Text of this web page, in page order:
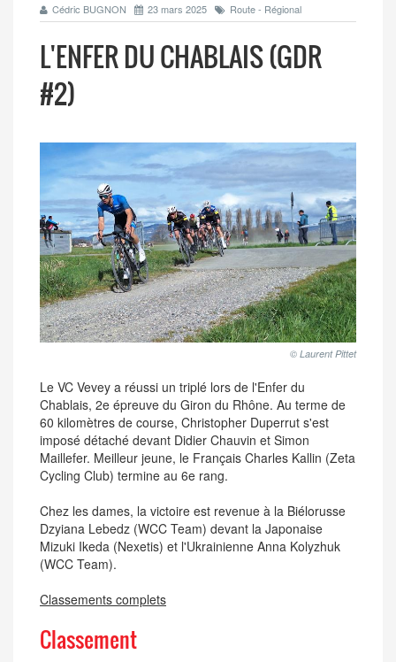
Cédric BUGNON 23 mars 2025 Route - Régional
L'ENFER DU CHABLAIS (GDR
#2)
© Laurent Pittet
Le VC Vevey a réussi un triplé lors de l'Enfer du
Chablais, 2e épreuve du Giron du Rhône. Au terme de
60 kilomètres de course, Christopher Duperrut s'est
imposé détaché devant Didier Chauvin et Simon
Maillefer. Meilleur jeune, le Français Charles Kallin (Zeta
Cycling Club) termine au 6e rang.
Chez les dames, la victoire est revenue à la Biélorusse
Dzyiana Lebedz (WCC Team) devant la Japonaise
Mizuki Ikeda (Nexetis) et l'Ukrainienne Anna Kolyzhuk
(WCC Team).
Classements complets
Classement